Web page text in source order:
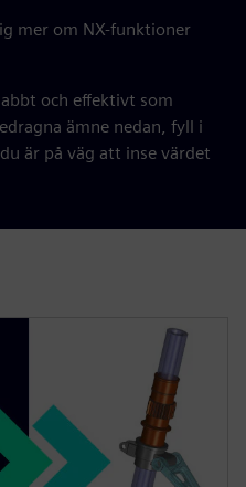
mer om NX-funktioner
och effektivt som
ämne nedan, fyll i
är på väg att inse värdet